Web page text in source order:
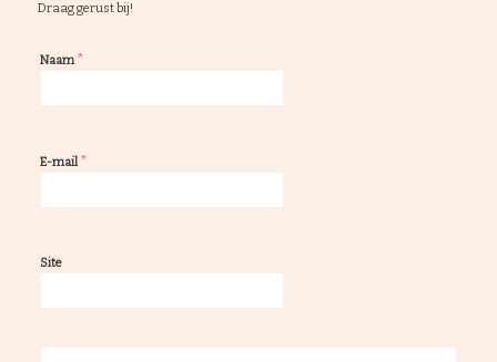
Draag gerust bij!
Naam*
E-mail*
Site